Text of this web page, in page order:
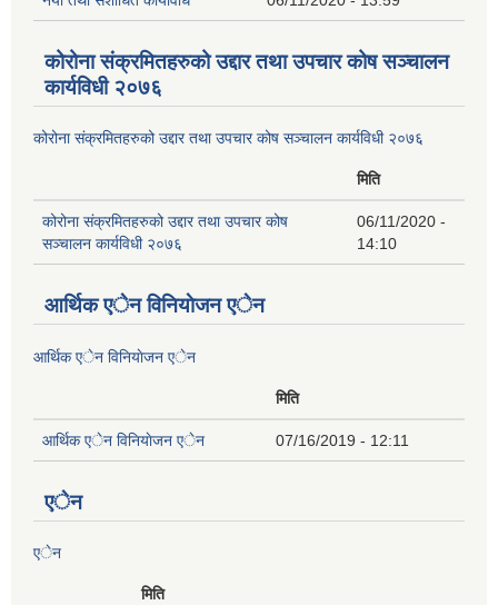
कोरोना संक्रमितहरुको उद्दार तथा उपचार कोष सञ्चालन
कार्यविधी २०७६
कोरोना संक्रमितहरुको उद्दार तथा उपचार कोष सञ्चालन कार्यविधी २०७६
मिति
कोरोना संक्रमितहरुको उद्दार तथा उपचार कोष
सञ्चालन कार्यविधी २०७६
06/11/2020 -
14:10
आर्थिक एेन विनियाेजन एेन
आर्थिक एेन विनियाेजन एेन
मिति
आर्थिक एेन विनियाेजन एेन 07/16/2019 - 12:11
एेन
एेन
मिति